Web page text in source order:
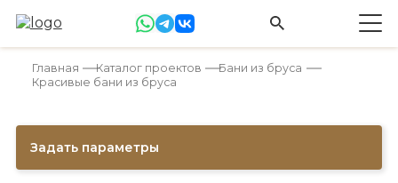
Главная Каталог проектов
Бани из бруса
Красивые бани из бруса
Задать параметры